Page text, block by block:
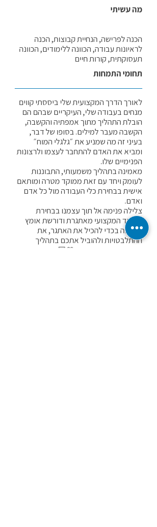
מה עשיתי
הכנה לפרישה, הנחיית קבוצות, הכנה
לראיונות עבודה, הכוונה ללימודים, הכוונה
תעסוקתית, קורות חיים
תחומי התמחות
לאורך הדרך המקצועית שלי ביססתי קווים
מנחים בעבודה שלי, העיקריים שבהם הם
הובלת התהליך מתוך אמפתיה והקשבה,
הקשבה מעבר למילים. בסופו של דבר,
בעיני זה מה שמניע את ״גלגלי המוח״
ומביא את האדם להתחבר לעצמו ולרצונות
הפנימיים שלו.
מאמינה בתהליך משמעותי, התבוננות
לעומק ויחד עם זאת ממוקד מטרה ומותאם
אישית בבחירת כלי העבודה מול כל אדם
ואדם.
צלילה פנימה אל תוך עצמנו בבחירת
העתיד המקצועי מאתגרת ודורשת אומץ
ואני פה בכדי להכיל את האתגר, את
ההתלבטויות ולהוביל אתכם בתהליך